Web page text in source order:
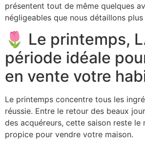
présentent tout de même quelques
négligeables que nous détaillons
🌷 Le printemps,
période idéale
en vente votre
Le printemps concentre tous les
réussie. Entre le retour des beaux
des acquéreurs, cette saison reste le
propice pour vendre votre maison.